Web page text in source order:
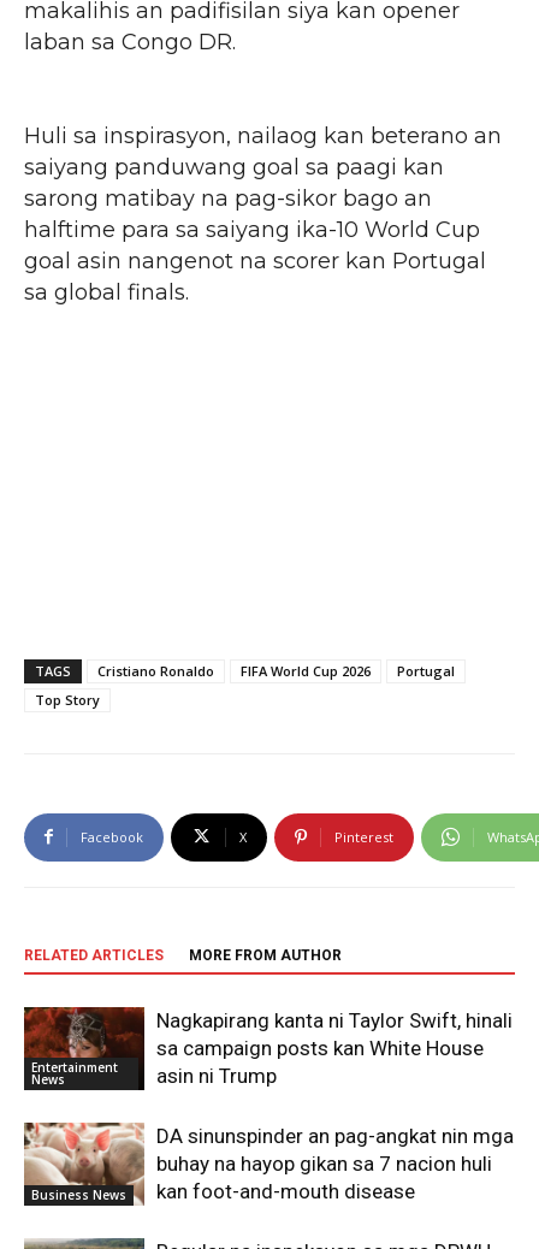
makalihis an padifisilan siya kan opener
laban sa Congo DR.
Huli sa inspirasyon, nailaog kan beterano an
saiyang panduwang goal sa paagi kan
sarong matibay na pag-sikor bago an
halftime para sa saiyang ika-10 World Cup
goal asin nangenot na scorer kan Portugal
sa global finals.
TAGS Cristiano Ronaldo FIFA World Cup 2026
Portugal
Top Story
Facebook X Pinterest
RELATED ARTICLES MORE FROM AUTHOR
Entertainment
News
Nagkapirang kanta ni Taylor Swift, hinali
sa campaign posts kan White House
asin ni Trump
Business News
DA sinunspinder an pag-angkat nin mga
buhay na hayop gikan sa 7 nacion huli
kan foot-and-mouth disease